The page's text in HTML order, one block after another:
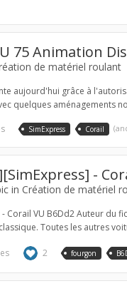
75 Animation
de matériel roulant
aujourd'hui grâce à
quelques aménagements
SimExpress Corail
-
in Création de matériel
Corail VU B6Dd2 Auteur du
Toutes les autres
2 fourgon